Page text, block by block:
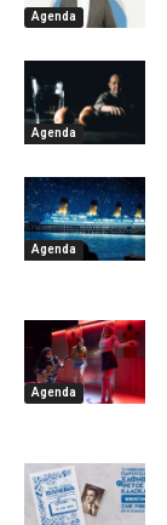
Agenda
Agenda
Agenda
Agenda